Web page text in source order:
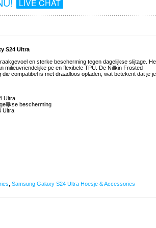
LIVE CHAT
S24 Ultra
en sterke bescherming tegen dagelijkse slijtage.
milieuvriendelijke pc en flexibele TPU. De Nillkin Frosted
compatibel is met draadloos opladen, wat betekent dat je je
Ultra
bescherming
Ultra
Samsung Galaxy S24 Ultra Hoesje & Accessories